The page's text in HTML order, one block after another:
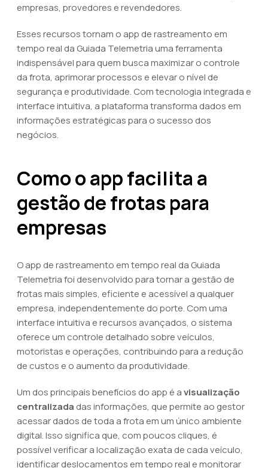
empresas, provedores e revendedores.
Esses recursos tornam o app de rastreamento em
tempo real da Guiada Telemetria uma ferramenta
indispensável para quem busca maximizar o controle
da frota, aprimorar processos e elevar o nível de
segurança e produtividade. Com tecnologia integrada e
interface intuitiva, a plataforma transforma dados em
informações estratégicas para o sucesso dos
negócios.
Como o app facilita a
gestão de frotas para
empresas
O app de rastreamento em tempo real da Guiada
Telemetria foi desenvolvido para tornar a gestão de
frotas mais simples, eficiente e acessível a qualquer
empresa, independentemente do porte. Com uma
interface intuitiva e recursos avançados, o sistema
oferece um controle detalhado sobre veículos,
motoristas e operações, contribuindo para a redução
de custos e o aumento da produtividade.
Um dos principais benefícios do app é avisualização
centralizada das informações, que permite ao gestor
acessar dados de toda a frota em um único ambiente
digital. Isso significa que, com poucos cliques, é
possível verificar a localização exata de cada veículo,
identificar deslocamentos em tempo real e monitorar